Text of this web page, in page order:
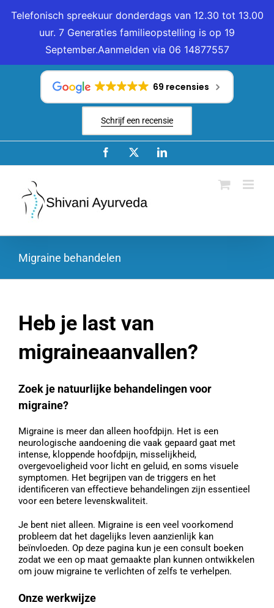
Telefonisch spreekuur donderdags van 12.30 tot 13.00
uur. 7 Generaties familieopstelling is op 19
September.Aanmelden via 06 14877557
69 recensies
Schrijf een recensie
Facebook LinkedIn
Migraine behandelen
Heb je last van
migraineaanvallen?
Zoek je natuurlijke behandelingen voor
migraine?
Migraine is meer dan alleen hoofdpijn. Het is een
neurologische aandoening die vaak gepaard gaat met
intense, kloppende hoofdpijn, misselijkheid,
overgevoeligheid voor licht en geluid, en soms visuele
symptomen. Het begrijpen van de triggers en het
identificeren van effectieve behandelingen zijn essentieel
voor een betere levenskwaliteit.
Je bent niet alleen. Migraine is een veel voorkomend
probleem dat het dagelijks leven aanzienlijk kan
beïnvloeden. Op deze pagina kun je een consult boeken
zodat we een op maat gemaakte plan kunnen ontwikkelen
om jouw migraine te verlichten of zelfs te verhelpen.
Onze werkwijze